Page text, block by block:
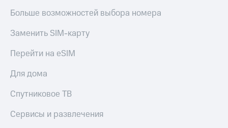
Больше возможностей выбора номера
Заменить SIM-карту
Перейти на eSIM
Для дома
Спутниковое ТВ
Сервисы и развлечения